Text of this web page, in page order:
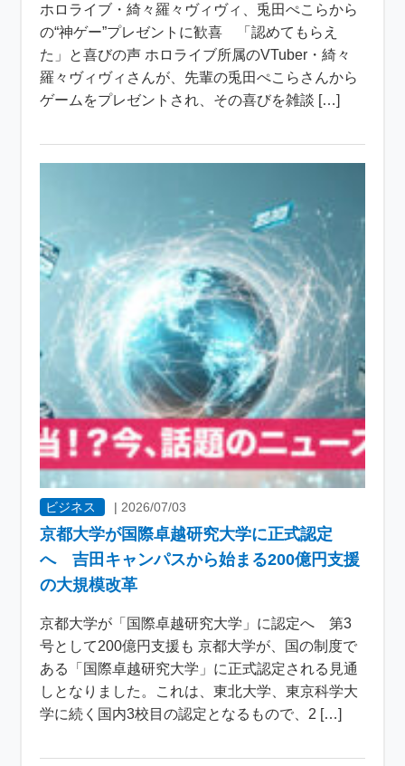
ホロライブ・綺々羅々ヴィヴィ、兎田ぺこらから
の“神ゲー”プレゼントに歓喜 「認めてもらえ
た」と喜びの声 ホロライブ所属のVTuber・綺々
羅々ヴィヴィさんが、先輩の兎田ぺこらさんから
ゲームをプレゼントされ、その喜びを雑談 […]
ビジネス | 2026/07/03
京都大学が国際卓越研究大学に正式認定
へ 吉田キャンパスから始まる200億円支援
の大規模改革
京都大学が「国際卓越研究大学」に認定へ 第3
号として200億円支援も 京都大学が、国の制度で
ある「国際卓越研究大学」に正式認定される見通
しとなりました。これは、東北大学、東京科学大
学に続く国内3校目の認定となるもので、2 […]